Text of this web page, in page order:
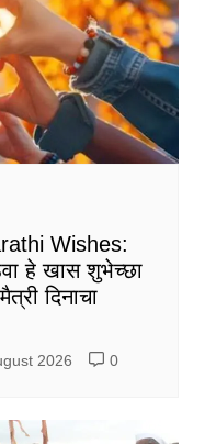
Wishes:
हे खास शुभेच्छा
दिनाचा
2026 0